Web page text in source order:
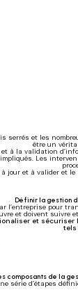
serrés et les
être un
à la validation
Les
et à valider et
Définir la gestion
l’entreprise pour
et doivent suivre
et
tels
composants de la
série d’étapes